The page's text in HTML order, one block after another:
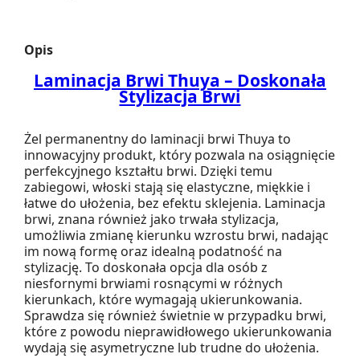
Opis
Laminacja Brwi Thuya – Doskonała
Stylizacja Brwi
Żel permanentny do laminacji brwi Thuya to
innowacyjny produkt, który pozwala na osiągnięcie
perfekcyjnego kształtu brwi. Dzięki temu
zabiegowi, włoski stają się elastyczne, miękkie i
łatwe do ułożenia, bez efektu sklejenia. Laminacja
brwi, znana również jako trwała stylizacja,
umożliwia zmianę kierunku wzrostu brwi, nadając
im nową formę oraz idealną podatność na
stylizację. To doskonała opcja dla osób z
niesfornymi brwiami rosnącymi w różnych
kierunkach, które wymagają ukierunkowania.
Sprawdza się również świetnie w przypadku brwi,
które z powodu nieprawidłowego ukierunkowania
wydają się asymetryczne lub trudne do ułożenia.